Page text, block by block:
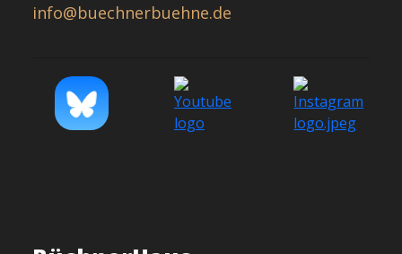
info@buechnerbuehne.de